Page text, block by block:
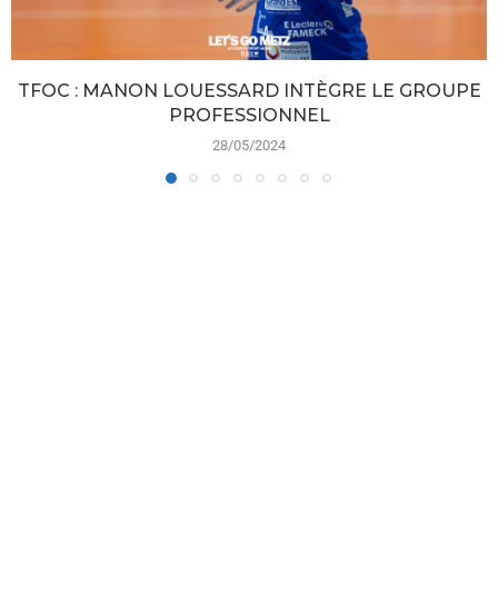
TFOC : MANON LOUESSARD INTÈGRE LE GROUPE
PROFESSIONNEL
28/05/2024